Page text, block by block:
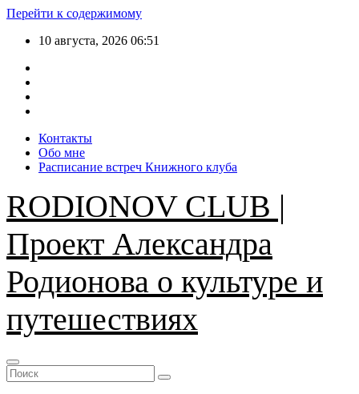
Перейти к содержимому
10 августа, 2026 06:51
Контакты
Обо мне
Расписание встреч Книжного клуба
RODIONOV CLUB |
Проект Александра
Родионова о культуре и
путешествиях